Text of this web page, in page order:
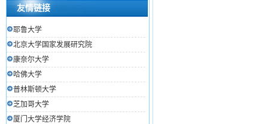
友情链接
耶鲁大学
北京大学国家发展研究院
康奈尔大学
哈佛大学
普林斯顿大学
芝加哥大学
厦门大学经济学院